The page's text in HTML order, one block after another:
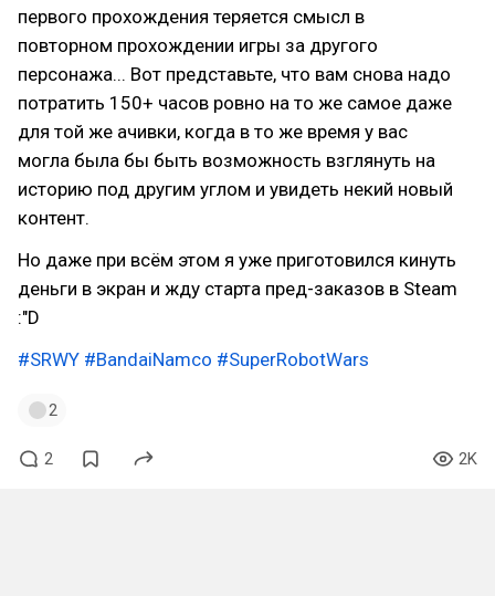
первого прохождения теряется смысл в
повторном прохождении игры за другого
персонажа... Вот представьте, что вам снова надо
потратить 150+ часов ровно на то же самое даже
для той же ачивки, когда в то же время у вас
могла была бы быть возможность взглянуть на
историю под другим углом и увидеть некий новый
контент.
Но даже при всём этом я уже приготовился кинуть
деньги в экран и жду старта пред-заказов в Steam
:"D
#SRWY #BandaiNamco #SuperRobotWars
2
2 2K